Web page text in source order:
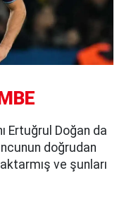
Ertuğrul Doğan da
doğrudan
ve şunları